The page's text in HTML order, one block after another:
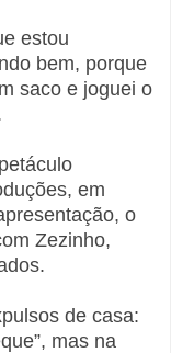
estou
bem, porque
saco e joguei o
em
o
Zezinho,
de casa:
mas na